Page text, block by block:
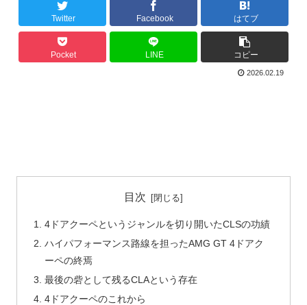
Twitter Facebook はてブ
Pocket LINE コピー
2026.02.19
目次
4ドアクーペというジャンルを切り開いたCLSの功績
ハイパフォーマンス路線を担ったAMG GT 4ドアク
ーペの終焉
最後の砦として残るCLAという存在
4ドアクーペのこれから